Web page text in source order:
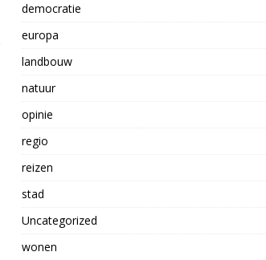
democratie
europa
landbouw
natuur
opinie
regio
reizen
stad
Uncategorized
wonen